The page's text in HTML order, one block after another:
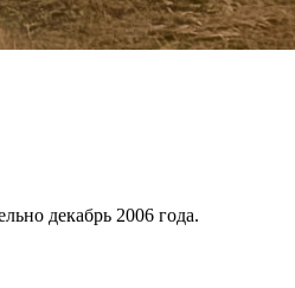
декабрь 2006 года.